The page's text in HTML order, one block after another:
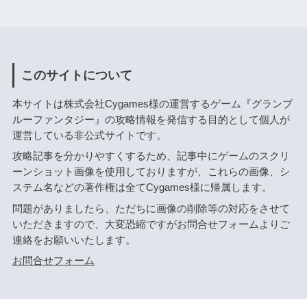
このサイトについて
本サイトは株式会社Cygames様の運営するゲーム『グランブ
ルーファンタジー』の攻略情報を発信する目的として個人が
運営している非公式サイトです。
攻略記事を分かりやすくするため、記事中にゲームのスクリ
ーンショット画像を使用しておりますが、これらの画像、シ
ステム名などの著作権は全てCygames様に帰属します。
問題がありましたら、ただちに画像の削除等の対応をさせて
いただきますので、大変恐縮ですがお問合せフォームよりご
連絡をお願いいたします。
お問合せフォーム